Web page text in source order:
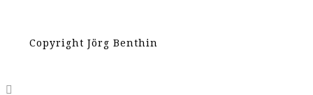
Copyright Jörg Benthin